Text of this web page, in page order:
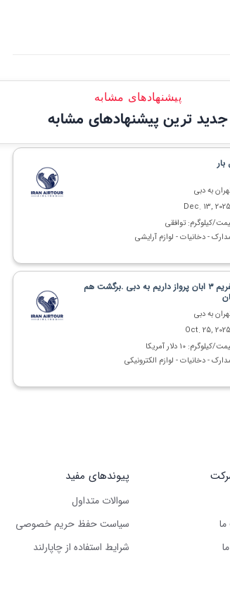
پیشنهادهای مشابه
جدید ترین پیشنهادهای مشابه
به دبی
Dec. 13, 2025
کیلوگرم: توافقی
- دخانیات - لوازم آرایشی
دو‌نفریم ۳ ابان پرواز داریم به دبی .برگشت هم
به دبی
Oct. 25, 2025
کیلوگرم: 10 دلار آمریکا
- دخانیات - لوازم الکترونیکی
پیوندهای مفید
سوالات متداول
سیاست حفظ حریم خصوصی
شرایط استفاده از چاپارلند